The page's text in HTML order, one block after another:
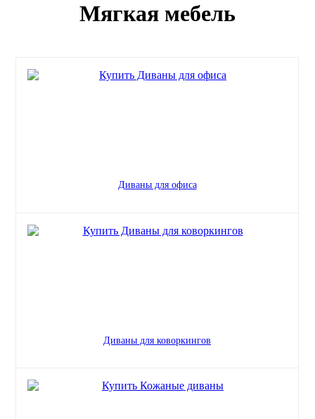
Мягкая мебель
Диваны для офиса
Диваны для коворкингов